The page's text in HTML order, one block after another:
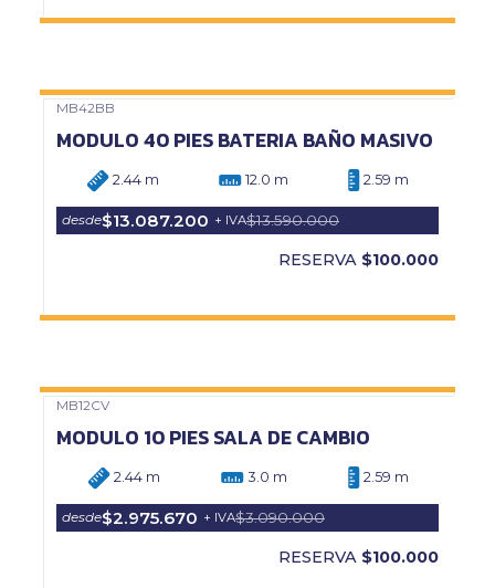
MB42BB
MODULO 40 PIES BATERIA BAÑO MASIVO
2.44 m 12.0 m 2.59 m
desde$13.087.200 + IVA$13.590.000
RESERVA $100.000
MB12CV
MODULO 10 PIES SALA DE CAMBIO
2.44 m 3.0 m 2.59 m
desde$2.975.670 + IVA$3.090.000
RESERVA $100.000